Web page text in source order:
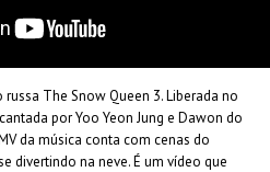
russa The Snow Queen 3. Liberada no
por Yoo Yeon Jung e Dawon do
da música conta com cenas do
divertindo na neve. É um vídeo que